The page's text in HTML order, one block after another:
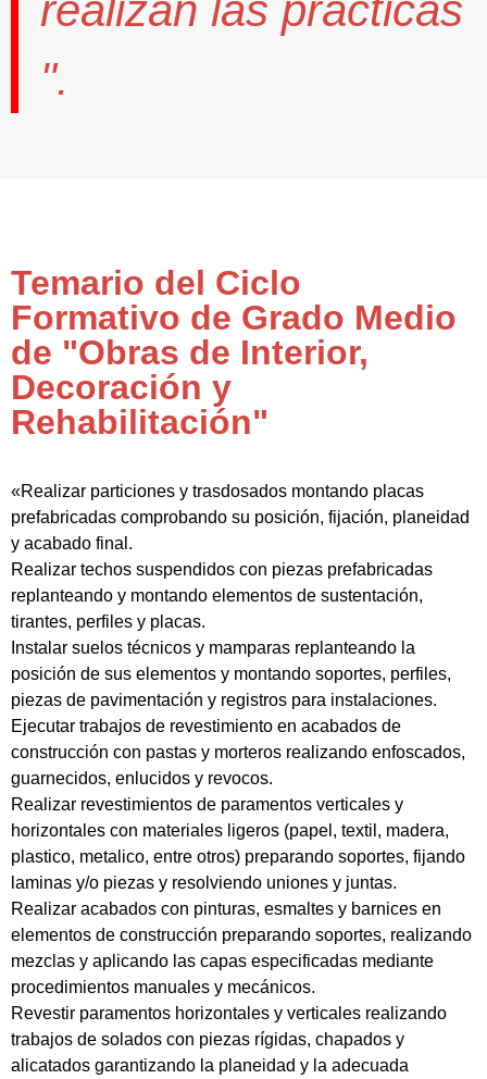
realizan las prácticas
".
Temario del Ciclo
Formativo de Grado Medio
de "Obras de Interior,
Decoración y
Rehabilitación"
«Realizar particiones y trasdosados montando placas
prefabricadas comprobando su posición, fijación, planeidad
y acabado final.
Realizar techos suspendidos con piezas prefabricadas
replanteando y montando elementos de sustentación,
tirantes, perfiles y placas.
Instalar suelos técnicos y mamparas replanteando la
posición de sus elementos y montando soportes, perfiles,
piezas de pavimentación y registros para instalaciones.
Ejecutar trabajos de revestimiento en acabados de
construcción con pastas y morteros realizando enfoscados,
guarnecidos, enlucidos y revocos.
Realizar revestimientos de paramentos verticales y
horizontales con materiales ligeros (papel, textil, madera,
plastico, metalico, entre otros) preparando soportes, fijando
laminas y/o piezas y resolviendo uniones y juntas.
Realizar acabados con pinturas, esmaltes y barnices en
elementos de construcción preparando soportes, realizando
mezclas y aplicando las capas especificadas mediante
procedimientos manuales y mecánicos.
Revestir paramentos horizontales y verticales realizando
trabajos de solados con piezas rígidas, chapados y
alicatados garantizando la planeidad y la adecuada